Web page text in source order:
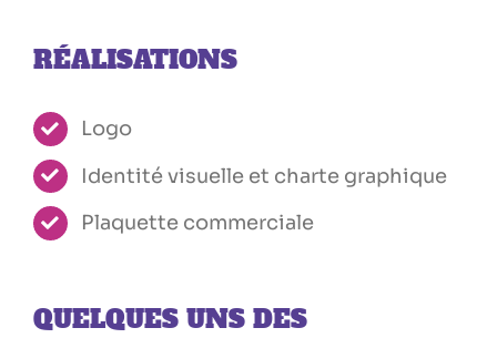
RÉALISATIONS
Logo
Identité visuelle et charte graphique
Plaquette commerciale
QUELQUES UNS DES